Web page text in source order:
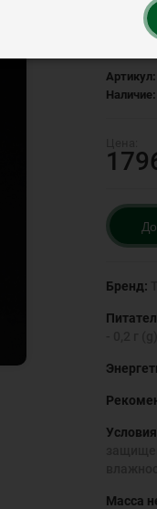
Рейтинг:
Артикул:
Наличие:
Бренд:
Масса